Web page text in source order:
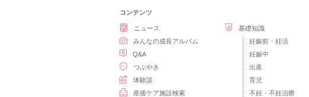
コンテンツ
ニュース
みんなの成長アルバム
Q&A
つぶやき
体験談
産後ケア施設検索
基礎知識
妊娠前・妊活
妊娠中
出産
育児
不妊・不妊治療